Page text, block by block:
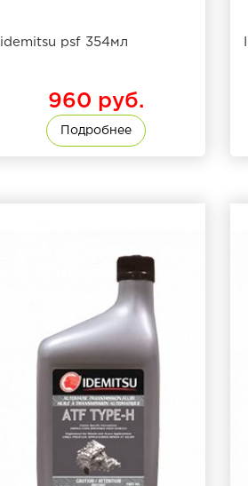
idemitsu psf 354мл
960 руб.
Подробнее